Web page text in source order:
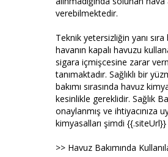
verebilmektedir.
Teknik yetersizliğin yanı
havanın kapalı havuzu
sigara içmişcesine zarar
tanımaktadır. Sağlıklı bir
bakımı sırasında havuz
kesinlikle gereklidir. Sağlık
onaylanmış ve ihtiyacınıza
kimyasalları şimdi {{.siteUrl}}
>> Havuz Bakımında